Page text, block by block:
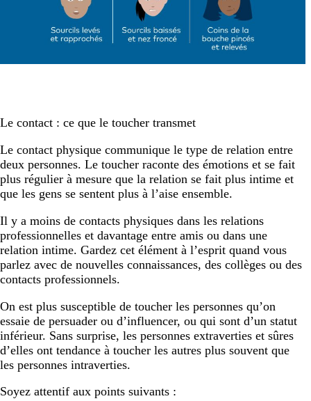
Le contact : ce que le toucher transmet
Le contact physique communique le type de relation entre
deux personnes. Le toucher raconte des émotions et se fait
plus régulier à mesure que la relation se fait plus intime et
que les gens se sentent plus à l’aise ensemble.
Il y a moins de contacts physiques dans les relations
professionnelles et davantage entre amis ou dans une
relation intime. Gardez cet élément à l’esprit quand vous
parlez avec de nouvelles connaissances, des collèges ou des
contacts professionnels.
On est plus susceptible de toucher les personnes qu’on
essaie de persuader ou d’influencer, ou qui sont d’un statut
inférieur. Sans surprise, les personnes extraverties et sûres
d’elles ont tendance à toucher les autres plus souvent que
les personnes intraverties.
Soyez attentif aux points suivants :